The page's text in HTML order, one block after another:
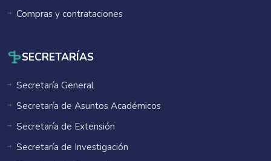
Compras y contrataciones
SECRETARÍAS
Secretaría General
Secretaría de Asuntos Académicos
Secretaría de Extensión
Secretaría de Investigación